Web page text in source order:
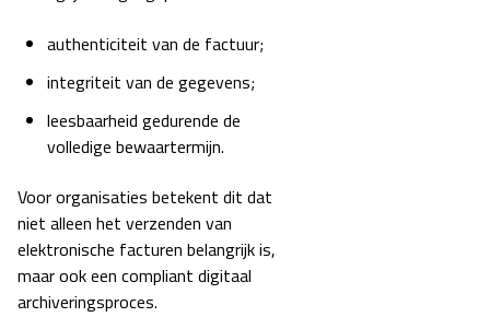
authenticiteit van de factuur;
integriteit van de gegevens;
leesbaarheid gedurende de
volledige bewaartermijn.
Voor organisaties betekent dit dat
niet alleen het verzenden van
elektronische facturen belangrijk is,
maar ook een compliant digitaal
archiveringsproces.